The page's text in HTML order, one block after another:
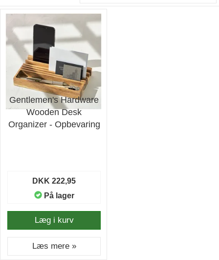
Gentlemen's Hardware
Wooden Desk
Organizer - Opbevaring
DKK 222,95
På lager
Læg i kurv
Læs mere »